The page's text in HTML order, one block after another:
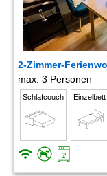
2-Zimmer-
max. 3 Personen
Schlafcouch Einzelbett